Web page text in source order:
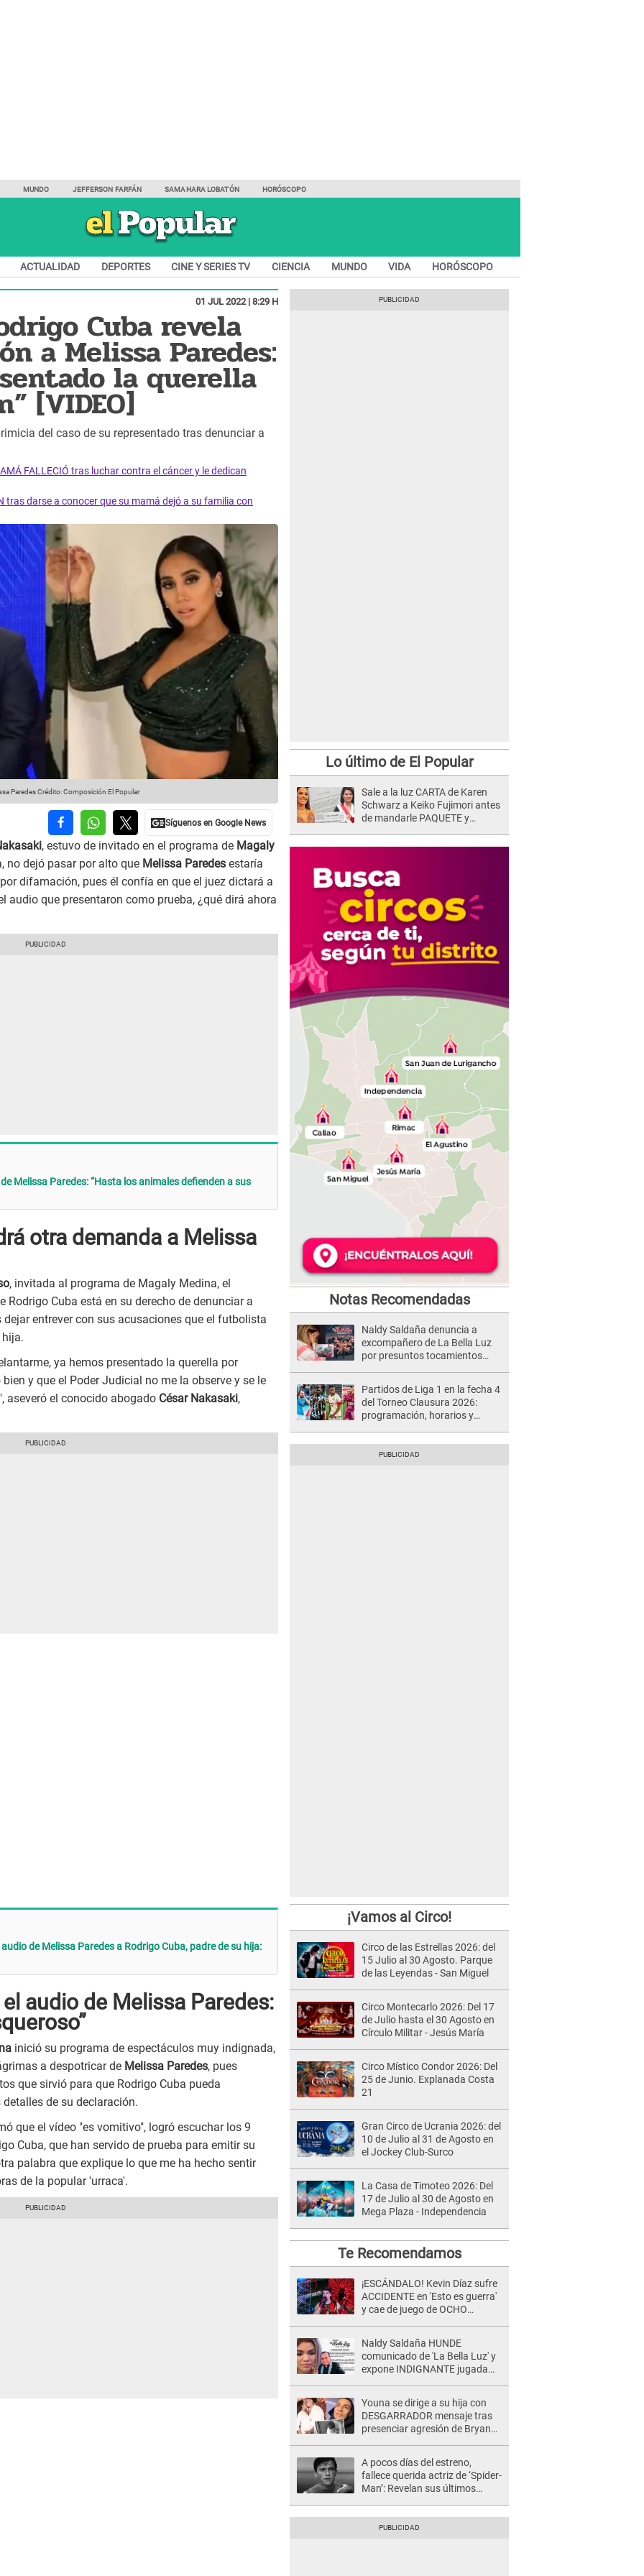
MUNDO JEFFERSON FARFÁN SAMAHARA LOBATÓN HORÓSCOPO
ACTUALIDAD DEPORTES CINE Y SERIES TV CIENCIA MUNDO VIDA HORÓSCOPO
01 JUL 2022 | 8:29 H
Cuba revela
a Melissa Paredes:
la querella
[VIDEO]
del caso de su representado tras denunciar a
FALLECIÓ tras luchar contra el cáncer y le dedican
tras darse a conocer que su mamá dejó a su familia con
ParedesCrédito: Composición El Popular
, estuvo de invitado en el programa de Magaly
no dejó pasar por alto que Melissa Paredes estaría
difamación, pues él confía en que el juez dictará a
que presentaron como prueba, ¿qué dirá ahora
Melissa Paredes: “Hasta los animales defienden a sus
otra demanda a Melissa
, invitada al programa de Magaly Medina, el
Rodrigo Cuba está en su derecho de denunciar a
entrever con sus acusaciones que el futbolista
ya hemos presentado la querella por
y que el Poder Judicial no me la observe y se le
aseveró el conocido abogado César Nakasaki,
de Melissa Paredes a Rodrigo Cuba, padre de su hija:
audio de Melissa Paredes:
inició su programa de espectáculos muy indignada,
a despotricar de Melissa Paredes, pues
que sirvió para que Rodrigo Cuba pueda
de su declaración.
que el vídeo "es vomitivo", logró escuchar los 9
Cuba, que han servido de prueba para emitir su
palabra que explique lo que me ha hecho sentir
de la popular 'urraca'.
Lo último de El Popular
Sale a la luz CARTA de Karen
Schwarz a Keiko Fujimori antes
de mandarle PAQUETE y
Notas Recomendadas
Naldy Saldaña denuncia a
excompañero de La Bella Luz
por presuntos tocamientos
Partidos de Liga 1 en la fecha 4
del Torneo Clausura 2026:
programación, horarios y
¡Vamos al Circo!
Circo de las Estrellas 2026: del
15 Julio al 30 Agosto. Parque
de las Leyendas - San Miguel
Circo Montecarlo 2026: Del 17
de Julio hasta el 30 Agosto en
Círculo Militar - Jesús María
Circo Místico Condor 2026: Del
25 de Junio. Explanada Costa
21
Gran Circo de Ucrania 2026: del
10 de Julio al 31 de Agosto en
el Jockey Club-Surco
La Casa de Timoteo 2026: Del
17 de Julio al 30 de Agosto en
Mega Plaza - Independencia
Te Recomendamos
¡ESCÁNDALO! Kevin Díaz sufre
ACCIDENTE en 'Esto es guerra'
y cae de juego de OCHO
Naldy Saldaña HUNDE
comunicado de 'La Bella Luz' y
expone INDIGNANTE jugada
Youna se dirige a su hija con
DESGARRADOR mensaje tras
presenciar agresión de Bryan
A pocos días del estreno,
fallece querida actriz de ‘Spider-
Man’: Revelan sus últimos